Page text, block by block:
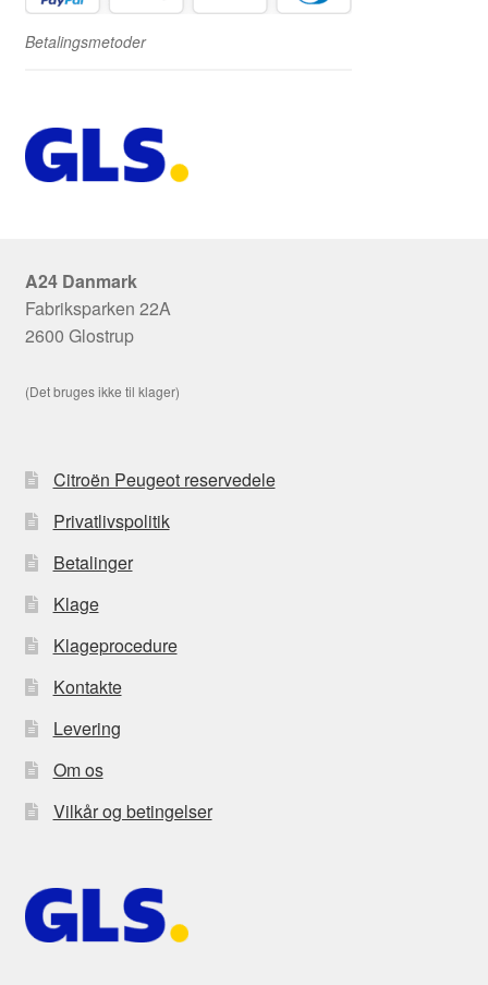
Betalingsmetoder
A24 Danmark
Fabriksparken 22A
2600 Glostrup
(Det bruges ikke til klager)
Citroën Peugeot reservedele
Privatlivspolitik
Betalinger
Klage
Klageprocedure
Kontakte
Levering
Om os
Vilkår og betingelser